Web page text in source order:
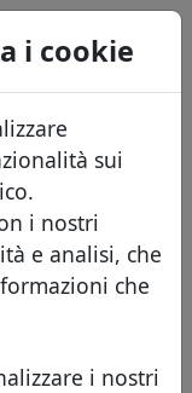
i cookie
sui
i nostri
e analisi, che
che
i nostri